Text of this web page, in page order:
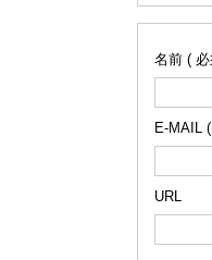
名前 (
E-MAIL
URL